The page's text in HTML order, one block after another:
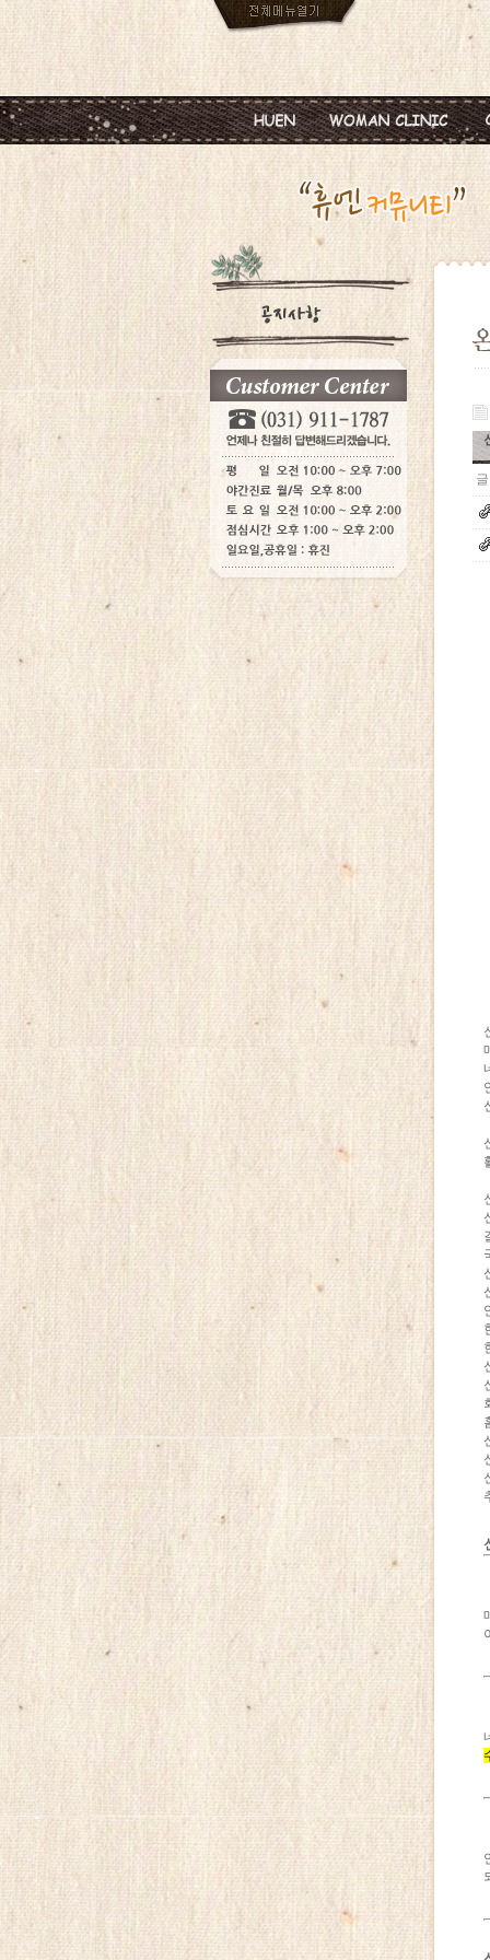
진료안내
병원둘러보기
찾아오시는길
피임
월경이상
갱년기 및 폐경
여성성형